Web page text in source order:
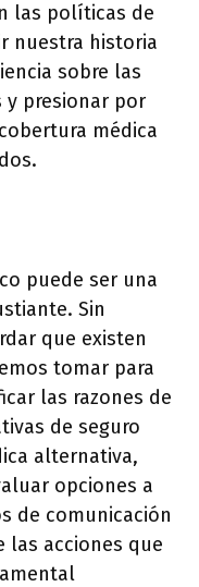
las políticas de
nuestra historia
sobre las
presionar por
médica
puede ser una
Sin
que existen
tomar para
las razones de
de seguro
alternativa,
opciones a
de comunicación
las acciones que